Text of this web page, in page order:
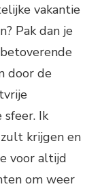
vakantie
Pak dan je
door de
sfeer. Ik
krijgen en
voor altijd
om weer